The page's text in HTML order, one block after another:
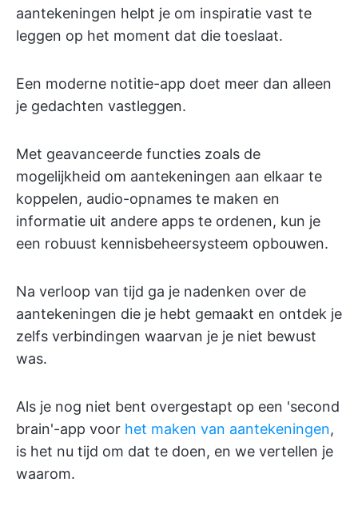
aantekeningen helpt je om inspiratie vast te
leggen op het moment dat die toeslaat.
Een moderne notitie-app doet meer dan alleen
je gedachten vastleggen.
Met geavanceerde functies zoals de
mogelijkheid om aantekeningen aan elkaar te
koppelen, audio-opnames te maken en
informatie uit andere apps te ordenen, kun je
een robuust kennisbeheersysteem opbouwen.
Na verloop van tijd ga je nadenken over de
aantekeningen die je hebt gemaakt en ontdek je
zelfs verbindingen waarvan je je niet bewust
was.
Als je nog niet bent overgestapt op een 'second
brain'-app voor het maken van aantekeningen,
is het nu tijd om dat te doen, en we vertellen je
waarom.